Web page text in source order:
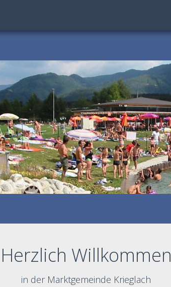
Herzlich Willkommen
in der Marktgemeinde Krieglach